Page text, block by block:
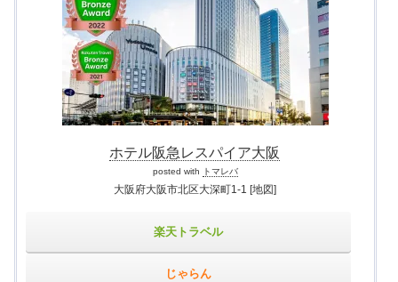
ホテル阪急レスパイア大阪
posted with トマレバ
大阪府大阪市北区大深町1-1 [地図]
楽天トラベル
じゃらん